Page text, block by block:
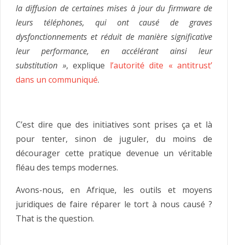
la diffusion de certaines mises à jour du firmware de
leurs téléphones, qui ont causé de graves
dysfonctionnements et réduit de manière significative
leur performance, en accélérant ainsi leur
substitution », explique l’autorité dite « antitrust’
dans un communiqué.
C’est dire que des initiatives sont prises ça et là
pour tenter, sinon de juguler, du moins de
décourager cette pratique devenue un véritable
fléau des temps modernes.
Avons-nous, en Afrique, les outils et moyens
juridiques de faire réparer le tort à nous causé ?
That is the question.